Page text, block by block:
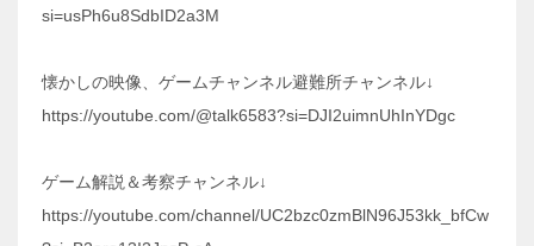
si=usPh6u8SdbID2a3M
懐かしの映像、ゲームチャンネル避難所チャンネル↓
https://youtube.com/@talk6583?si=DJI2uimnUhInYDgc
ゲーム解説＆考察チャンネル↓
https://youtube.com/channel/UC2bzc0zmBlN96J53kk_bfCw